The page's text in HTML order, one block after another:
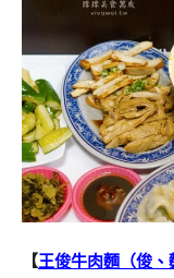
【王俊牛肉麵（俊、